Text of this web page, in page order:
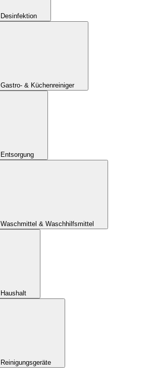
Desinfektion
Gastro- & Küchenreiniger
Entsorgung
Waschmittel & Waschhilfsmittel
Haushalt
Reinigungsgeräte